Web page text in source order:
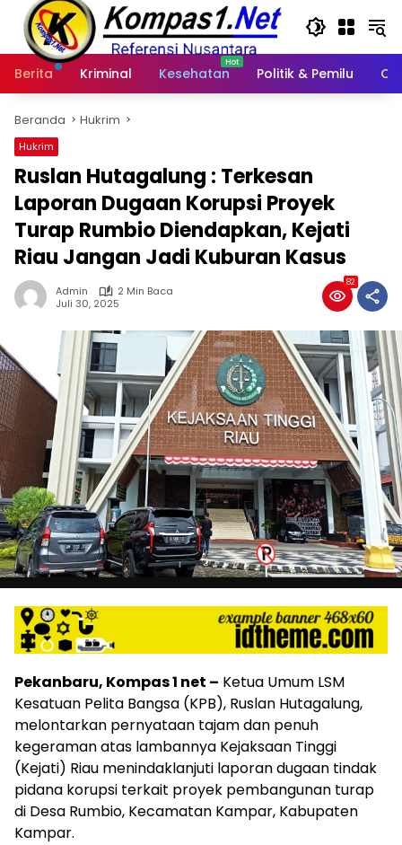
Langsung
konten
Berita
Kriminal Kesehatan Politik & Pemilu
Beranda Hukrim
Hukrim
Ruslan Hutagalung : Terkesan
Laporan Dugaan Korupsi Proyek
Turap Rumbio Diendapkan, Kejati
Riau Jangan Jadi Kuburan Kasus
Admin
2 Min Baca
Juli 30, 2025
82
Pekanbaru, Kompas 1 net – Ketua Umum LSM
Kesatuan Pelita Bangsa (KPB), Ruslan Hutagalung,
melontarkan pernyataan tajam dan penuh
kegeraman atas lambannya Kejaksaan Tinggi
(Kejati) Riau menindaklanjuti laporan dugaan tindak
pidana korupsi terkait proyek pembangunan turap
di Desa Rumbio, Kecamatan Kampar, Kabupaten
Kampar.